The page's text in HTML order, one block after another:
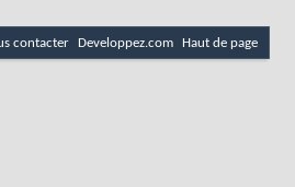
contacter Developpez.com Haut de page